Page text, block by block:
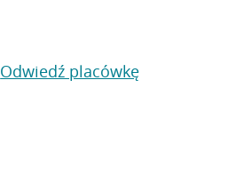
Odwiedź placówkę